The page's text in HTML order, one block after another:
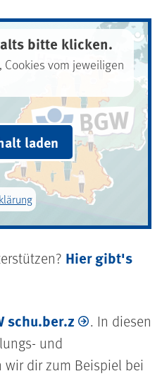
bitte klicken.
vom jeweiligen
laden
Hier gibt's
schu.ber.z
. In diesen
und
wir dir zum Beispiel bei